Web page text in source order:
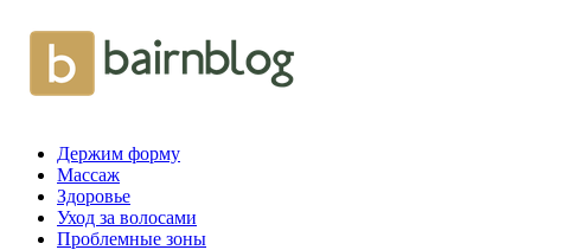
Держим форму
Массаж
Здоровье
Уход за волосами
Проблемные зоны